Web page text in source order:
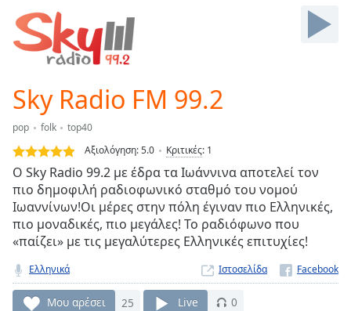
Skip
Forward
Mute
Duration
Loaded:
0.00%
Stream
TypeLIVE
Seek to
currently
behind
LIVE
Remaining
Time-
Sky Radio FM 99.2
pop folk
top40
Αξιολόγηση:5.0 Κριτικές: 1
Ο Sky Radio 99.2 με έδρα τα Ιωάννινα αποτελεί τον
πιο δημοφιλή ραδιοφωνικό σταθμό του νομού
Ιωαννίνων!Οι μέρες στην πόλη έγιναν πιο Ελληνικές,
πιο μοναδικές, πιο μεγάλες! Το ραδιόφωνο που
«παίζει» με τις μεγαλύτερες Ελληνικές επιτυχίες!
Ελληνικά Ιστοσελίδα
Μου αρέσει 25 Live 0